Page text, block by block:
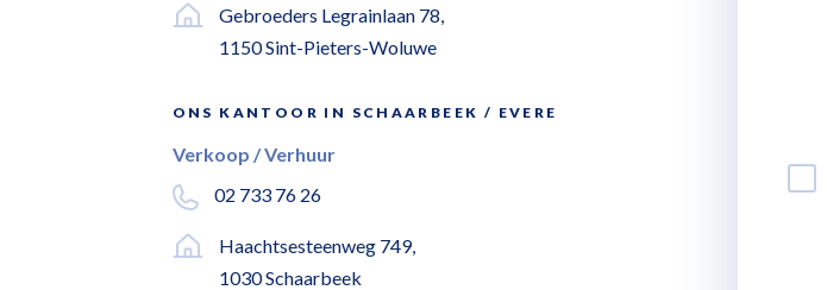
Gebroeders Legrainlaan 78,
1150 Sint-Pieters-Woluwe
ONS KANTOOR IN SCHAARBEEK / EVERE
Verkoop / Verhuur
02 733 76 26
Haachtsesteenweg 749,
1030 Schaarbeek